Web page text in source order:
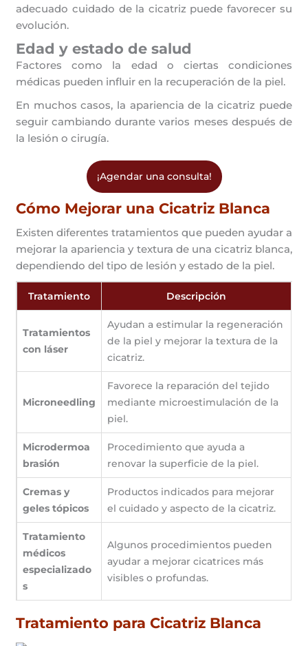
adecuado cuidado de la cicatriz puede favorecer su
evolución.
Edad y estado de salud
Factores como la edad o ciertas condiciones
médicas pueden influir en la recuperación de la piel.
En muchos casos, la apariencia de la cicatriz puede
seguir cambiando durante varios meses después de
la lesión o cirugía.
¡Agendar una consulta!
Cómo Mejorar una Cicatriz Blanca
Existen diferentes tratamientos que pueden ayudar a
mejorar la apariencia y textura de una cicatriz blanca,
dependiendo del tipo de lesión y estado de la piel.
Tratamiento Descripción
Tratamientos
con láser
Ayudan a estimular la regeneración
de la piel y mejorar la textura de la
cicatriz.
Microneedling
Favorece la reparación del tejido
mediante microestimulación de la
piel.
Microdermoa
brasión
Procedimiento que ayuda a
renovar la superficie de la piel.
Cremas y
geles tópicos
Productos indicados para mejorar
el cuidado y aspecto de la cicatriz.
Tratamiento
médicos
especializado
s
Algunos procedimientos pueden
ayudar a mejorar cicatrices más
visibles o profundas.
Tratamiento para Cicatriz Blanca